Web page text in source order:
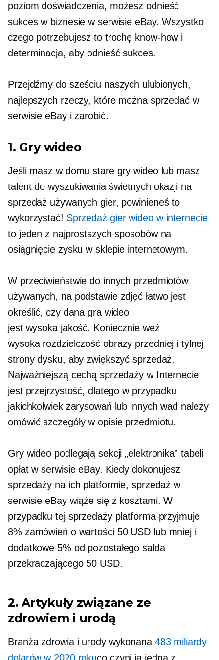
poziom doświadczenia, możesz odnieść
sukces w biznesie w serwisie eBay. Wszystko
czego potrzebujesz to trochę know-howi
determinacja, aby odnieść sukces.
Przejdźmy do sześciu naszych ulubionych,
najlepszych rzeczy, które można sprzedać w
serwisie eBay i zarobić.
1. Gry wideo
Jeśli masz w domu stare gry wideo lub masz
talent do wyszukiwania świetnych okazji na
sprzedaż używanych gier, powinieneś to
wykorzystać! Sprzedaż gier wideo w internecie
to jeden z najprostszych sposobów na
osiągnięcie zysku w sklepie internetowym.
W przeciwieństwie do innych przedmiotów
używanych, na podstawie zdjęć łatwo jest
określić, czy dana gra wideo
jest wysoka jakość. Koniecznie weź
wysoka rozdzielczość obrazy przedniej i tylnej
strony dysku, aby zwiększyć sprzedaż.
Najważniejszą cechą sprzedaży w Internecie
jest przejrzystość, dlatego w przypadku
jakichkolwiek zarysowań lub innych wad należy
omówić szczegóły w opisie przedmiotu.
Gry wideo podlegają sekcji „elektronika” tabeli
opłat w serwisie eBay. Kiedy dokonujesz
sprzedaży na ich platformie, sprzedaż w
serwisie eBay wiąże się z kosztami. W
przypadku tej sprzedaży platforma przyjmuje
8% zamówień o wartości 50 USD lub mniej i
dodatkowe 5% od pozostałego salda
przekraczającego 50 USD.
2. Artykuły związane ze
zdrowiem i urodą
Branża zdrowia i urody wykonana 483 miliardy
dolarów w 2020 rokuco czyni ją jedną z